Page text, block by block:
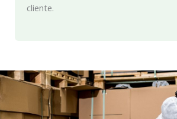
cliente.